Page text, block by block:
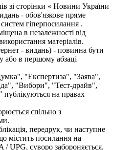
зі сторінки « Новини України
- обов'язкове пряме
гіперпосилання .
в незалежності від
матеріалів.
- видань) - повинна бути
або в першому абзаці
"Експертиза", "Заява",
"Вибори", "Тест-драйв",
на правах
спільно з
передрук, чи наступне
містить посилання на
/ UPG, суворо забороняється.